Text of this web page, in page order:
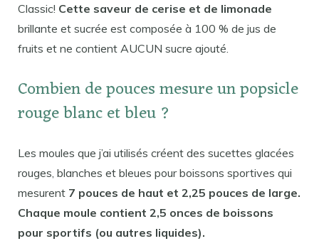
Classic! Cette saveur de cerise et de limonade
brillante et sucrée est composée à 100 % de jus de
fruits et ne contient AUCUN sucre ajouté.
Combien de pouces mesure un popsicle
rouge blanc et bleu ?
Les moules que j’ai utilisés créent des sucettes glacées
rouges, blanches et bleues pour boissons sportives qui
mesurent 7 pouces de haut et 2,25 pouces de large.
Chaque moule contient 2,5 onces de boissons
pour sportifs (ou autres liquides).